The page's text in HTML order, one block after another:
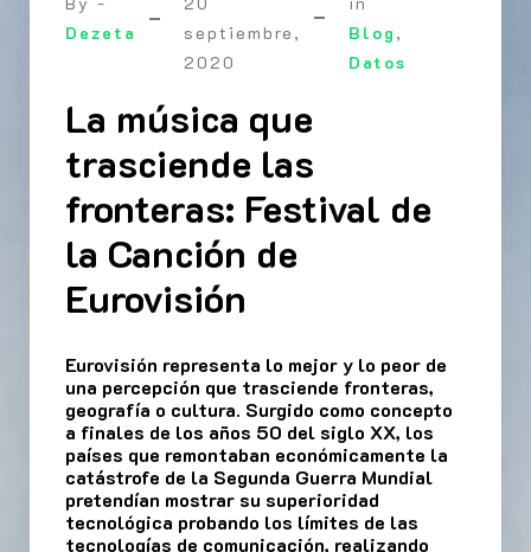
Dezeta
septiembre,
2020
Blog ,
Datos
La música que
trasciende las
fronteras: Festival de
la Canción de
Eurovisión
Eurovisión representa lo mejor y lo peor de
una percepción que trasciende fronteras,
geografía o cultura. Surgido como concepto
a finales de los años 50 del siglo XX, los
países que remontaban económicamente la
catástrofe de la Segunda Guerra Mundial
pretendían mostrar su superioridad
tecnológica probando los límites de las
tecnologías de comunicación, realizando